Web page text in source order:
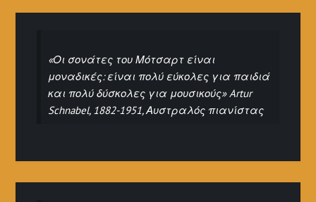
«Οι σονάτες του Μότσαρτ είναι
μοναδικές: είναι πολύ εύκολες για παιδιά
και πολύ δύσκολες για μουσικούς» Artur
Schnabel, 1882-1951, Αυστραλός πιανίστας